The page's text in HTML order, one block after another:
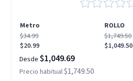
Metro
ROLLO
$34.99
$20.99
$1,749.50
$1,049.50
Desde $1,049.69
Precio habitual$1,749.50